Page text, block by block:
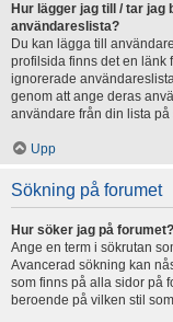
Hur lägger jag till / tar
användareslista?
Du kan lägga till
profilsida finns det en länk
ignorerade
genom att ange deras
användare från din lista på
Upp
Sökning på forumet
Hur söker jag på forumet?
Ange en term i sökrutan
Avancerad sökning kan
som finns på alla sidor på
beroende på vilken stil